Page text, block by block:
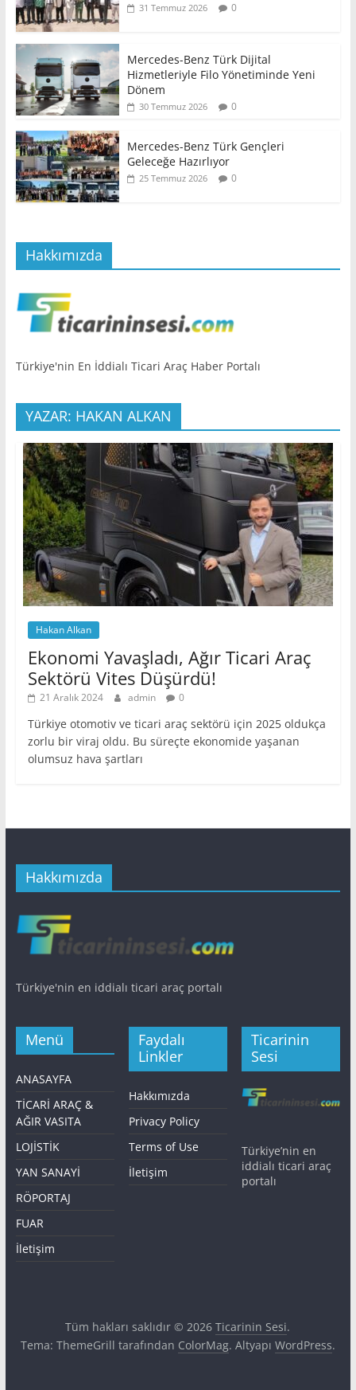
31 Temmuz 2026 0
Mercedes-Benz Türk Dijital
Hizmetleriyle Filo Yönetiminde Yeni
Dönem
30 Temmuz 2026 0
Mercedes-Benz Türk Gençleri
Geleceğe Hazırlıyor
25 Temmuz 2026 0
Hakkımızda
Türkiye'nin En İddialı Ticari Araç Haber Portalı
YAZAR: HAKAN ALKAN
Hakan Alkan
Ekonomi Yavaşladı, Ağır Ticari Araç
Sektörü Vites Düşürdü!
21 Aralık 2024 admin 0
Türkiye otomotiv ve ticari araç sektörü için 2025 oldukça
zorlu bir viraj oldu. Bu süreçte ekonomide yaşanan
olumsuz hava şartları
Hakkımızda
Türkiye'nin en iddialı ticari araç portalı
Menü
ANASAYFA
TİCARİ ARAÇ &
AĞIR VASITA
LOJİSTİK
YAN SANAYİ
RÖPORTAJ
FUAR
İletişim
Faydalı
Linkler
Hakkımızda
Privacy Policy
Terms of Use
İletişim
Ticarinin
Sesi
Türkiye’nin en
iddialı ticari araç
portalı
Tüm hakları saklıdır © 2026Ticarinin Sesi.
Tema: ThemeGrill tarafından ColorMag. Altyapı WordPress.